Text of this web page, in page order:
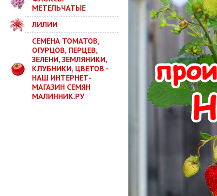
МЕТЕЛЬЧАТЫЕ
ЛИЛИИ
СЕМЕНА ТОМАТОВ,
ОГУРЦОВ, ПЕРЦЕВ,
ЗЕЛЕНИ, ЗЕМЛЯНИКИ,
КЛУБНИКИ, ЦВЕТОВ -
НАШ ИНТЕРНЕТ-
МАГАЗИН СЕМЯН
МАЛИННИК.РУ